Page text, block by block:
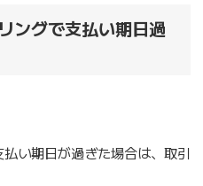
ングで支払い期日過
い期日が過ぎた場合は、取引